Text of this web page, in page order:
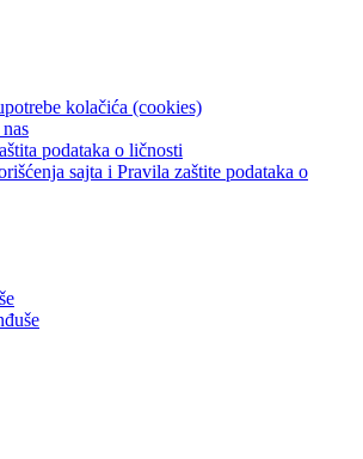
kolačića (cookies)
podataka o ličnosti
sajta i Pravila zaštite podataka o